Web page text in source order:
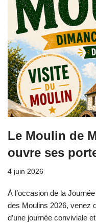
Le Moulin de
ouvre ses
4 juin 2026
À l’occasion de la
des Moulins 2026, venez
d’une journée conviviale